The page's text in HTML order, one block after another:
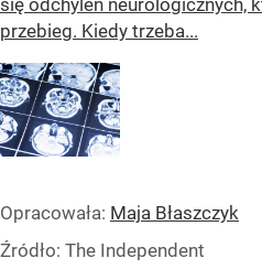
się odchyleń neurologicznych,
przebieg. Kiedy trzeba...
Opracowała: Maja Błaszczyk
Źródło: The Independent